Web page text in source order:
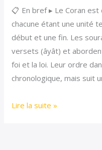
📋 En bref ▸ Le Coran
chacune étant une unité
début et une fin. Les
versets (âyât) et
foi et la loi. Leur ordre
chronologique, mais suit
signification
et
importance
Lire la suite »